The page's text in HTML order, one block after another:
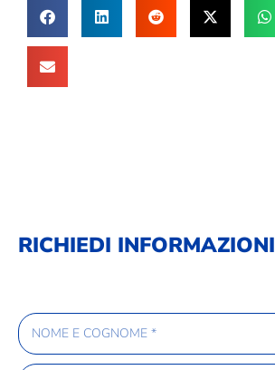
RICHIEDI INFORMAZIONI